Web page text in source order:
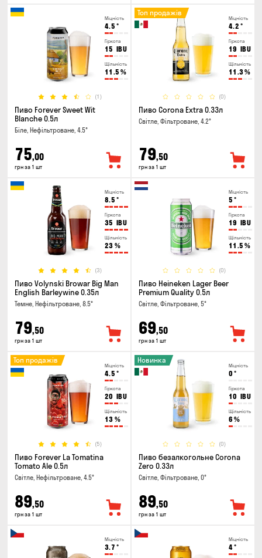
Міцність
4.5 °
Гіркота
15 IBU
Щільність
11.5 %
(1)
Пиво Forever Sweet Wit
Blanche 0.5л
Біле, Нефільтроване, 4.5°
75,00
грн за 1 шт
Міцність
4.2 °
Гіркота
19 IBU
Щільність
11.3%
(0)
Топ продажів
Пиво Corona Extra 0.33л
Світле, Фільтроване, 4.2°
79,50
грн за 1 шт
Міцність
8.5 °
Гіркота
35 IBU
Щільність
23 %
(3)
Пиво Volynski Browar Big Man
English Barleywine 0.35л
Темне, Нефільтроване, 8.5°
79,50
грн за 1 шт
Міцність
5 °
Гіркота
19 IBU
Щільність
11.5 %
(0)
Пиво Heineken Lager Beer
Premium Quality 0.5л
Світле, Фільтроване, 5°
69,50
грн за 1 шт
Міцність
4.5 °
Гіркота
20 IBU
Щільність
13 %
(5)
Топ продажів
Пиво Forever La Tomatina
Tomato Ale 0.5л
Світле, Нефільтроване, 4.5°
89,50
грн за 1 шт
Міцність
0 °
Гіркота
10 IBU
Щільність
6 %
(0)
Новинка
Пиво безалкогольне Corona
Zero 0.33л
Світле, Фільтроване, 0°
89,50
грн за 1 шт
Міцність
3.7 °
Міцність
4°